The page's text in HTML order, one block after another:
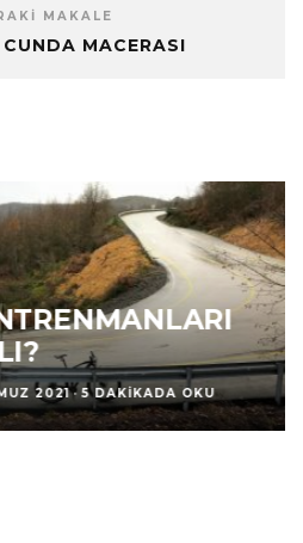
MAKALE
MACERASI
2021 · 5 DAKIKADA OKU